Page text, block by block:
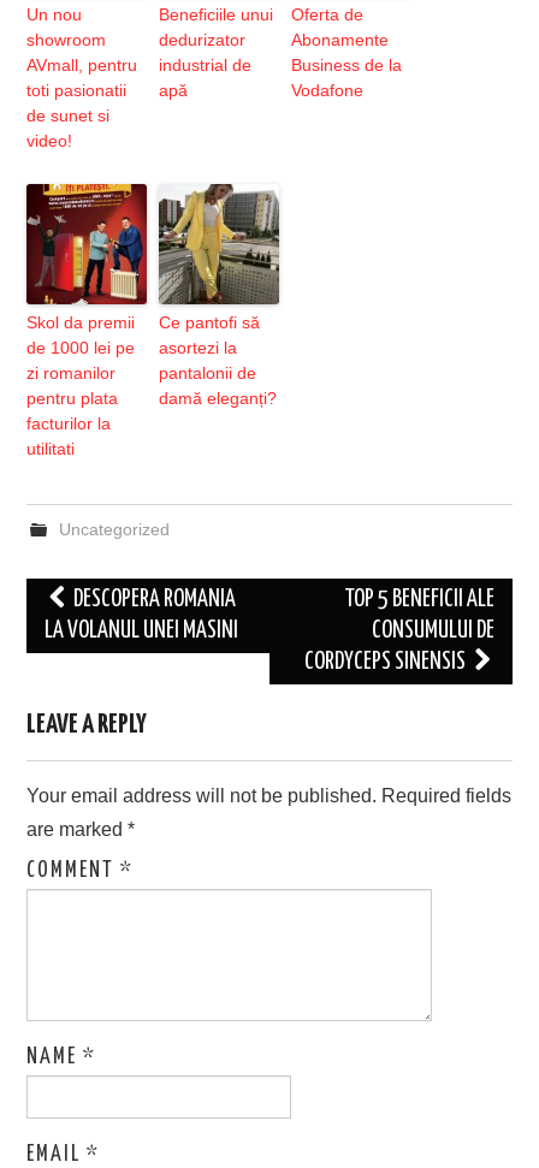
Un nou
showroom
AVmall, pentru
toti pasionatii
de sunet si
video!
Beneficiile unui
dedurizator
industrial de
apă
Oferta de
Abonamente
Business de la
Vodafone
Skol da premii
de 1000 lei pe
zi romanilor
pentru plata
facturilor la
utilitati
Ce pantofi să
asortezi la
pantalonii de
damă eleganți?
Uncategorized
Post
navigation
DESCOPERA ROMANIA
LA VOLANUL UNEI MASINI
TOP 5 BENEFICII ALE
CONSUMULUI DE
CORDYCEPS SINENSIS
LEAVE A REPLY
Your email address will not be published. Required fields
are marked*
COMMENT*
NAME*
EMAIL*